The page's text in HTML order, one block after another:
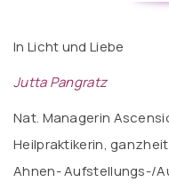
In Licht und Liebe
Jutta Pangratz
Nat. Managerin
Heilpraktikerin,
Ahnen- Aufstellungs-/